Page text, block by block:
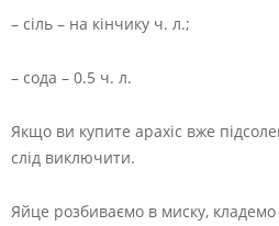
– сіль – на кінчику ч. л.;
– сода – 0.5 ч. л.
Якщо ви купите арахіс вже
слід виключити.
Яйце розбиваємо в миску, кладемо